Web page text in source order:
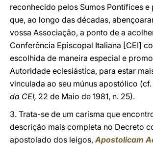
reconhecido pelos Sumos Pontífices e
que, ao longo das décadas,
vossa Associação, a ponto de a
Conferência Episcopal Italiana [CEI]
escolhida de maneira especial e
Autoridade eclesiástica, para estar
vinculada ao seu múnus apostólico (cf.
da CEI, 22 de Maio de 1981, n. 25).
3. Trata-se de um carisma que
descrição mais completa no Decreto
apostolado dos leigos,Apostolicam